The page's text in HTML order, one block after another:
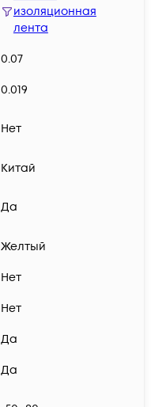
изоляционная
лента
0.07
0.019
Нет
Китай
Да
Желтый
Нет
Нет
Да
Да